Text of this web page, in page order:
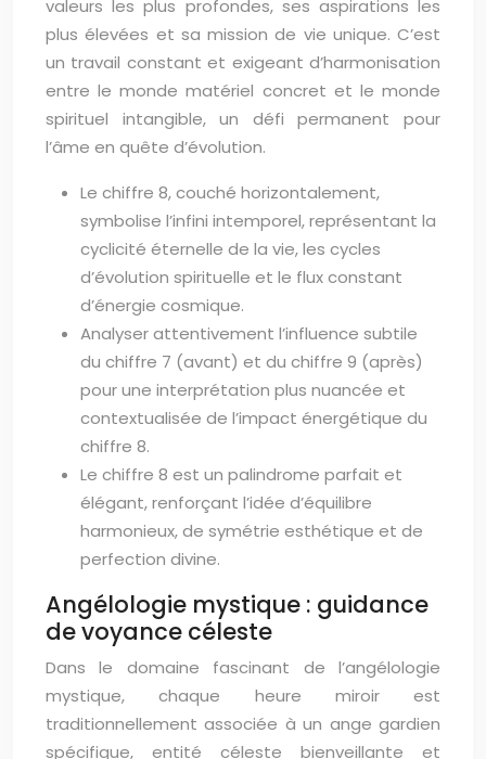
valeurs les plus profondes, ses aspirations les
plus élevées et sa mission de vie unique. C’est
un travail constant et exigeant d’harmonisation
entre le monde matériel concret et le monde
spirituel intangible, un défi permanent pour
l’âme en quête d’évolution.
Le chiffre 8, couché horizontalement,
symbolise l’infini intemporel, représentant la
cyclicité éternelle de la vie, les cycles
d’évolution spirituelle et le flux constant
d’énergie cosmique.
Analyser attentivement l’influence subtile
du chiffre 7 (avant) et du chiffre 9 (après)
pour une interprétation plus nuancée et
contextualisée de l’impact énergétique du
chiffre 8.
Le chiffre 8 est un palindrome parfait et
élégant, renforçant l’idée d’équilibre
harmonieux, de symétrie esthétique et de
perfection divine.
Angélologie mystique : guidance
de voyance céleste
Dans le domaine fascinant de l’angélologie
mystique, chaque heure miroir est
traditionnellement associée à un ange gardien
spécifique, entité céleste bienveillante et